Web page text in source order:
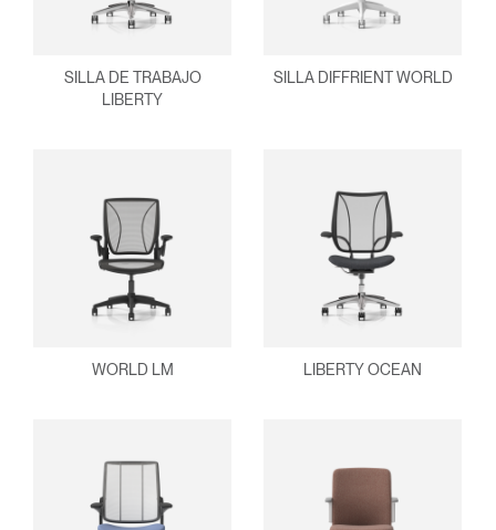
SILLA DE TRABAJO
LIBERTY
SILLA DIFFRIENT WORLD
WORLD LM LIBERTY OCEAN